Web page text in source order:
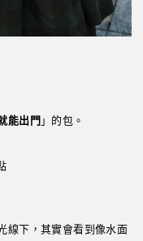
能出門 」的包。
線下，其實會看到像水面